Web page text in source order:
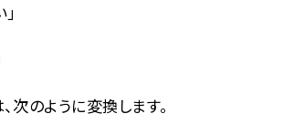
次のように変換します。